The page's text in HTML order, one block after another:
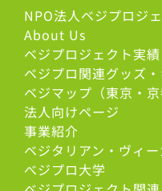
NPO法人ベジプロジ
About Us
ベジプロジェクト実績
ベジプロ関連グッズ
ベジマップ（東京・京
法人向けページ
事業紹介
ベジタリアン・ヴィ
べジプロ大学